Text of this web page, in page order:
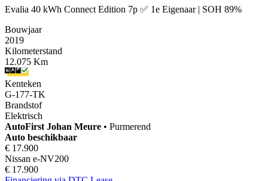
Evalia 40 kWh Connect Edition 7p ✅ 1e Eigenaar | SOH 89%
Bouwjaar
2019
Kilometerstand
12.075 Km
Kenteken
G-177-TK
Brandstof
Elektrisch
AutoFirst Johan Meure • Purmerend
Auto beschikbaar
€ 17.900
Nissan e-NV200
€ 17.900